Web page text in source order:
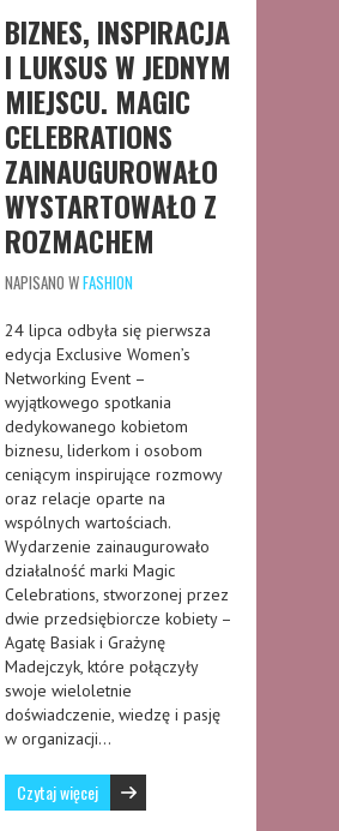
BIZNES, INSPIRACJA
I LUKSUS W JEDNYM
MIEJSCU. MAGIC
CELEBRATIONS
ZAINAUGUROWAŁO
WYSTARTOWAŁO Z
ROZMACHEM
NAPISANO WFASHION
24 lipca odbyła się pierwsza
edycja Exclusive Women’s
Networking Event –
wyjątkowego spotkania
dedykowanego kobietom
biznesu, liderkom i osobom
ceniącym inspirujące rozmowy
oraz relacje oparte na
wspólnych wartościach.
Wydarzenie zainaugurowało
działalność marki Magic
Celebrations, stworzonej przez
dwie przedsiębiorcze kobiety –
Agatę Basiak i Grażynę
Madejczyk, które połączyły
swoje wieloletnie
doświadczenie, wiedzę i pasję
w organizacji…
Czytaj więcej